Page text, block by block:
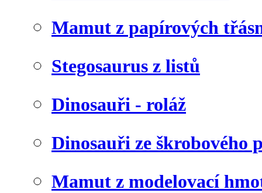
Mamut z papírových
Stegosaurus z listů
Dinosauři - roláž
Dinosauři ze škrobového
Mamut z modelovací